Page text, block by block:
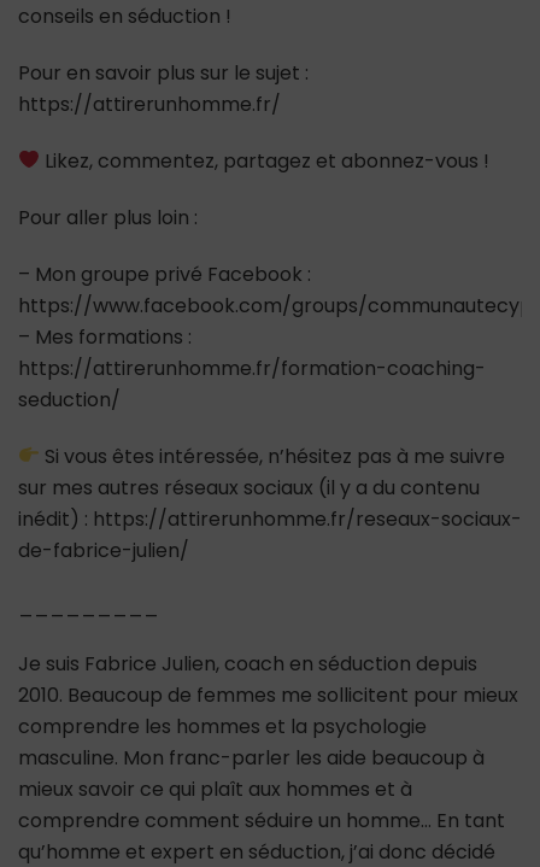
conseils en séduction !
Pour en savoir plus sur le sujet :
https://attirerunhomme.fr/
Likez, commentez, partagez et abonnez-vous !
Pour aller plus loin :
– Mon groupe privé Facebook :
https://www.facebook.com/groups/
– Mes formations :
https://attirerunhomme.fr/formation-coaching-
seduction/
Si vous êtes intéressée, n’hésitez pas à me suivre
sur mes autres réseaux sociaux (il y a du contenu
inédit) : https://attirerunhomme.fr/reseaux-sociaux-
de-fabrice-julien/
Je suis Fabrice Julien, coach en séduction depuis
2010. Beaucoup de femmes me sollicitent pour mieux
comprendre les hommes et la psychologie
masculine. Mon franc-parler les aide beaucoup à
mieux savoir ce qui plaît aux hommes et à
comprendre comment séduire un homme… En tant
qu’homme et expert en séduction, j’ai donc décidé